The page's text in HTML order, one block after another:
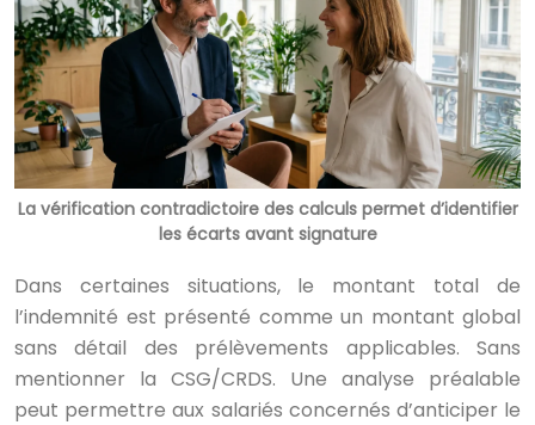
La vérification contradictoire des calculs permet d’identifier
les écarts avant signature
Dans certaines situations, le montant total de
l’indemnité est présenté comme un montant global
sans détail des prélèvements applicables. Sans
mentionner la CSG/CRDS. Une analyse préalable
peut permettre aux salariés concernés d’anticiper le